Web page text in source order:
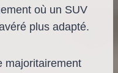
où un SUV
plus adapté.
majoritairement